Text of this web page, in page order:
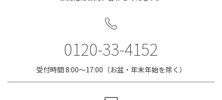
0120-33-4152
受付時間 8:00〜17:00（お盆・年末年始を除く）